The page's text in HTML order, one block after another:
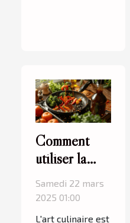
Comment
utiliser la
sauce
teriyaki pour
transformer
Samedi 22 mars
2025 01:00
L'art culinaire est